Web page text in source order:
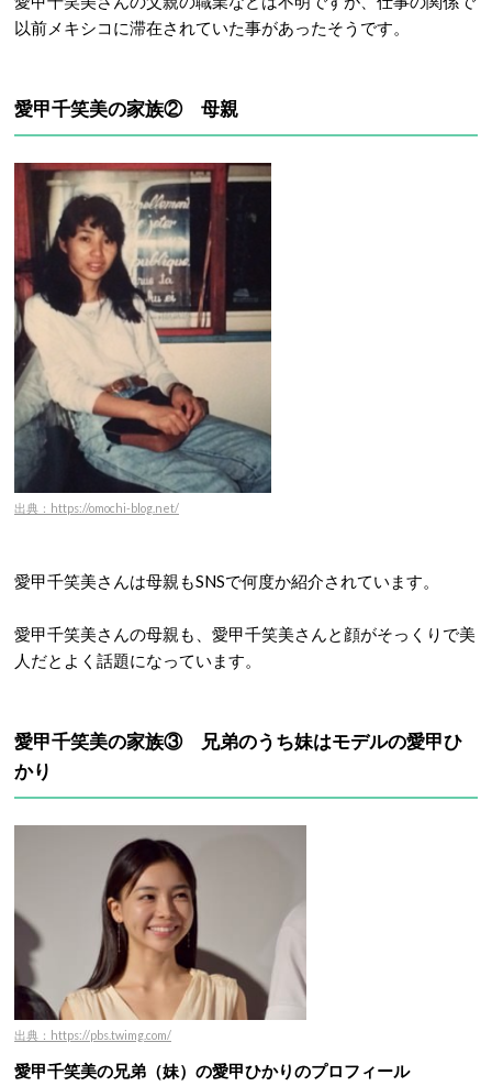
以前メキシコに滞在されていた事があったそうです。
愛甲千笑美の家族② 母親
出典：https://omochi-blog.net/
愛甲千笑美さんは母親もSNSで何度か紹介されています。
愛甲千笑美さんの母親も、愛甲千笑美さんと顔がそっくりで美
人だとよく話題になっています。
愛甲千笑美の家族③ 兄弟のうち妹はモデルの愛甲ひ
かり
出典：https://pbs.twimg.com/
愛甲千笑美の兄弟（妹）の愛甲ひかりのプロフィール